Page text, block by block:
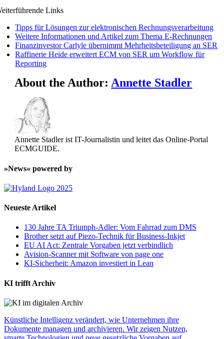
Links
Tipps für Lösungen zur elektronischen Rechnungsverarbeitung
Weitere Informationen und Artikel zum Thema E-Rechnungen
Finanzinvestor Carlyle übernimmt Mehrheitsbeteiligung an SER
Raffinerie Heide erweitert ECM von SER um Workflow für
Reporting
About the Author:Annette Stadler
Annette Stadler ist IT-Journalistin und leitet das Online-Portal
ECMGUIDE.
»News« powered by
Neueste Artikel
130 Jahre TA Triumph-Adler: Vom Fahrrad zum DMS
Brother setzt auf Piezo-Technik für Business-Inkjet
EU AI Act: Zentrale Vorgaben jetzt verbindlich
Avision-Scanner mit Software von page one
KI-Sicherheit: Amazon investiert in Lean
KI trifft Archiv
Künstliche Intelligenz verändert, wie Unternehmen ihre
Dokumente managen und archivieren. Wir zeigen Nutzen,